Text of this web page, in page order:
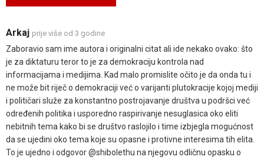
Arkaj prije više od 3 godine
Zaboravio sam ime autora i originalni citat ali ide nekako ovako: što
je za diktaturu teror to je za demokraciju kontrola nad
informacijama i medijima. Kad malo promislite očito je da onda tu i
ne može bit riječ o demokraciji već o varijanti plutokracije kojoj mediji
i političari služe za konstantno postrojavanje društva u podršci već
određenih politika i usporedno raspirivanje nesuglasica oko eliti
nebitnih tema kako bi se društvo raslojilo i time izbjegla mogućnost
da se ujedini oko tema koje su opasne i protivne interesima tih elita.
To je ujedno i odgovor @shibolethu na njegovu odličnu opasku o